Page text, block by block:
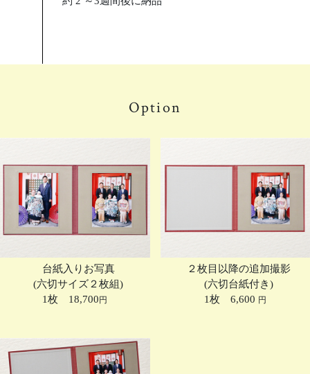
Option
台紙入りお写真
(六切サイズ２枚組)
1枚 18,700 円
２枚目以降の追加撮影
(六切台紙付き)
1枚 6,600 円